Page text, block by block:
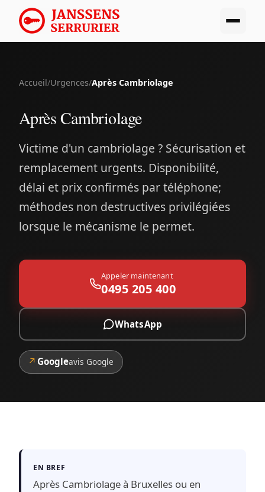
Accueil/Urgences/Après Cambriolage
Après Cambriolage
Victime d'un cambriolage ? Sécurisation et
remplacement urgents. Disponibilité,
délai et prix confirmés par téléphone;
méthodes non destructives privilégiées
lorsque le mécanisme le permet.
Appeler maintenant
0495 205 400
WhatsApp
↗ Googleavis Google
EN BREF
Après Cambriolage à Bruxelles ou en